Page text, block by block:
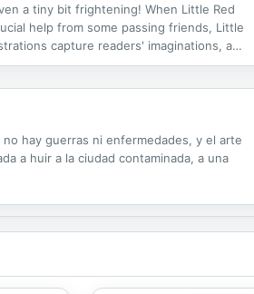
a tiny bit frightening! When Little Red
help from some passing friends, Little
capture readers' imaginations, as
hay guerras ni enfermedades, y el arte
a huir a la ciudad contaminada, a una